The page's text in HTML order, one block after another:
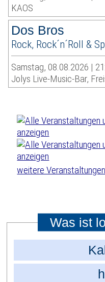
KAOS
Dos Bros
Rock, Rock´n´Roll &
Samstag, 08.08.2026 |
Jolys Live-Music-Bar,
weitere Veranstaltungen
Was ist